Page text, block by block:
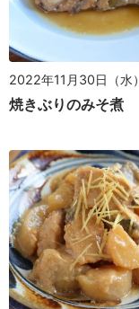
2022年11月30日（水）
焼きぶりのみそ煮